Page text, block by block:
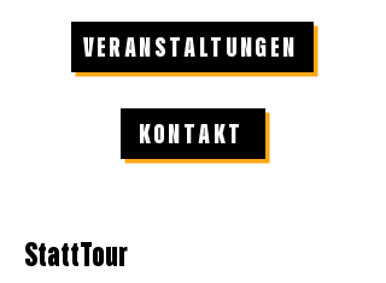
VERANSTALTUNGEN
KONTAKT
StattTour